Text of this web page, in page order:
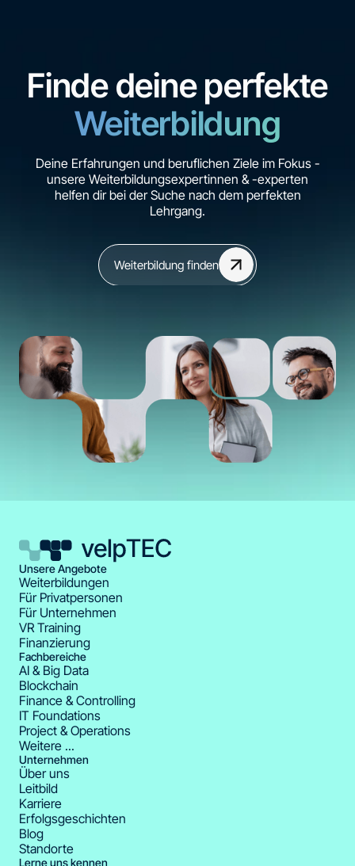
Finde deine perfekte
Weiterbildung
Deine Erfahrungen und beruflichen Ziele im Fokus -
unsere Weiterbildungsexpertinnen & -experten
helfen dir bei der Suche nach dem perfekten
Lehrgang.
Weiterbildung finden
Unsere Angebote
Weiterbildungen
Für Privatpersonen
Für Unternehmen
VR Training
Finanzierung
Fachbereiche
AI & Big Data
Blockchain
Finance & Controlling
IT Foundations
Project & Operations
Weitere ...
Unternehmen
Über uns
Leitbild
Karriere
Erfolgsgeschichten
Blog
Standorte
Lerne uns kennen